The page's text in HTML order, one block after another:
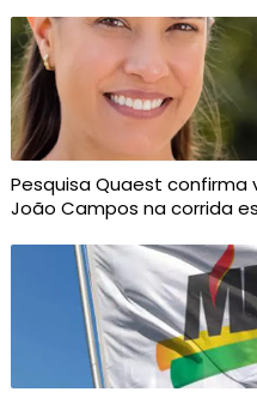
Pesquisa Quaest confirma
João Campos na corrida